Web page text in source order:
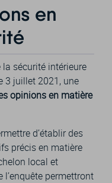
en
sécurité intérieure
3 juillet 2021, une
opinions en matière
d’établir des
précis en matière
local et
permettront